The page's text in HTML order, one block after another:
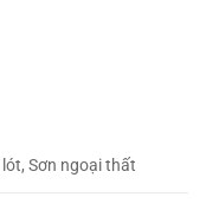
lót, Sơn ngoại thất